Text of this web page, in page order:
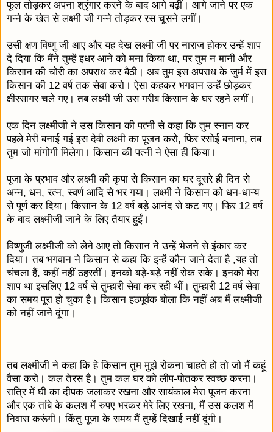
फूल तोड़कर अपना श्रृंगार करने के बाद आगे बढ़ीं। आगे जाने पर एक
गन्ने के खेत से लक्ष्मी जी गन्ने तोड़कर रस चूसने लगीं।
उसी क्षण विष्णु जी आए और यह देख लक्ष्मी जी पर नाराज होकर उन्हें शाप
दे दिया कि मैंने तुम्हें इधर आने को मना किया था, पर तुम न मानी और
किसान की चोरी का अपराध कर बैठी। अब तुम इस अपराध के जुर्म में इस
किसान की 12 वर्ष तक सेवा करो। ऐसा कहकर भगवान उन्हें छोड़कर
क्षीरसागर चले गए। तब लक्ष्मी जी उस गरीब किसान के घर रहने लगीं।
एक दिन लक्ष्मीजी ने उस किसान की पत्नी से कहा कि तुम स्नान कर
पहले मेरी बनाई गई इस देवी लक्ष्मी का पूजन करो, फिर रसोई बनाना, तब
तुम जो मांगोगी मिलेगा। किसान की पत्नी ने ऐसा ही किया।
पूजा के प्रभाव और लक्ष्मी की कृपा से किसान का घर दूसरे ही दिन से
अन्न, धन, रत्न, स्वर्ण आदि से भर गया। लक्ष्मी ने किसान को धन-धान्य
से पूर्ण कर दिया। किसान के 12 वर्ष बड़े आनंद से कट गए। फिर 12 वर्ष
के बाद लक्ष्मीजी जाने के लिए तैयार हुईं।
विष्णुजी लक्ष्मीजी को लेने आए तो किसान ने उन्हें भेजने से इंकार कर
दिया। तब भगवान ने किसान से कहा कि इन्हें कौन जाने देता है ,यह तो
चंचला हैं, कहीं नहीं ठहरतीं। इनको बड़े-बड़े नहीं रोक सके। इनको मेरा
शाप था इसलिए 12 वर्ष से तुम्हारी सेवा कर रही थीं। तुम्हारी 12 वर्ष सेवा
का समय पूरा हो चुका है। किसान हठपूर्वक बोला कि नहीं अब मैं लक्ष्मीजी
को नहीं जाने दूंगा।
तब लक्ष्मीजी ने कहा कि हे किसान तुम मुझे रोकना चाहते हो तो जो मैं कहूं
वैसा करो। कल तेरस है। तुम कल घर को लीप-पोतकर स्वच्छ करना।
रात्रि में घी का दीपक जलाकर रखना और सायंकाल मेरा पूजन करना
और एक तांबे के कलश में रुपए भरकर मेरे लिए रखना, मैं उस कलश में
निवास करूंगी। किंतु पूजा के समय मैं तुम्हें दिखाई नहीं दूंगी।